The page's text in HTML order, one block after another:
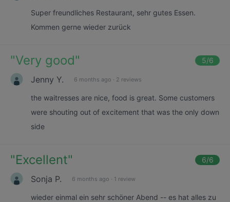
Super freundliches Restaurant, sehr gutes Essen.
Kommen gerne wieder zurück
"Very good" 5/6
Jenny Y. 6 months ago · 2 reviews
the waitresses are nice, food is great. Some customers
were shouting out of excitement that was the only down
side
"Excellent" 6/6
Sonja P. 6 months ago · 1 review
wieder einmal ein sehr schöner Abend -- es hat alles zu